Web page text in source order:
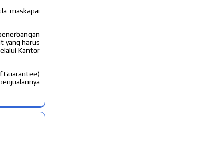
maskapai
yang harus
Kantor
Guarantee)